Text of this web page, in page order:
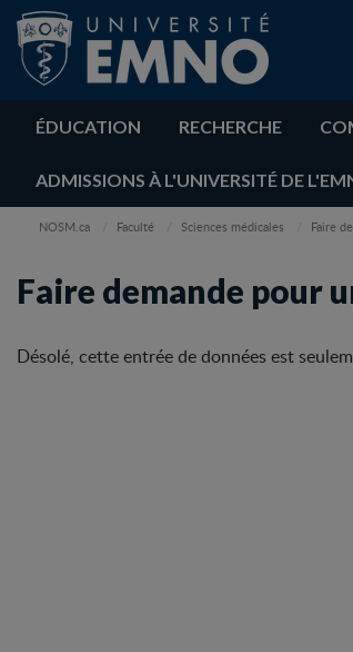
ÉDUCATION RECHERCHE
ADMISSIONS À L'UNIVERSITÉ DE
NOSM.ca Faculté Sciences médicales Faire
Faire demande pour
Désolé, cette entrée de données est